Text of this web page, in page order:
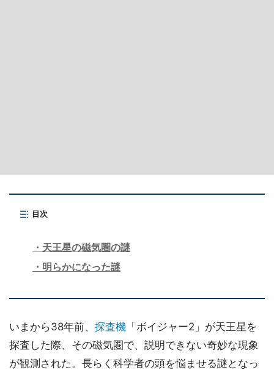
目次
天王星の磁気圏の謎
明らかになった謎
いまから38年前、 探査機 「ボイジャー2」が天王星を
探査した際、その磁気圏で、説明できない奇妙な現象
が観測された。長らく科学者の頭を悩ませる謎となっ